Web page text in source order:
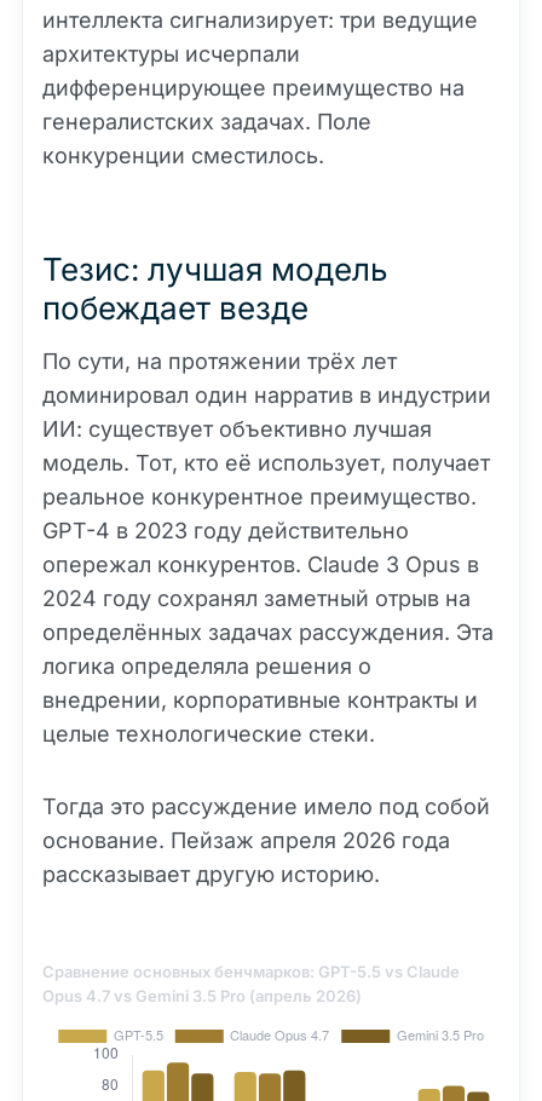
интеллекта сигнализирует: три ведущие
архитектуры исчерпали
дифференцирующее преимущество на
генералистских задачах. Поле
конкуренции сместилось.
Тезис: лучшая модель
побеждает везде
По сути, на протяжении трёх лет
доминировал один нарратив в индустрии
ИИ: существует объективно лучшая
модель. Тот, кто её использует, получает
реальное конкурентное преимущество.
GPT-4 в 2023 году действительно
опережал конкурентов. Claude 3 Opus в
2024 году сохранял заметный отрыв на
определённых задачах рассуждения. Эта
логика определяла решения о
внедрении, корпоративные контракты и
целые технологические стеки.
Тогда это рассуждение имело под собой
основание. Пейзаж апреля 2026 года
рассказывает другую историю.
Сравнение основных бенчмарков: GPT-5.5 vs Claude
Opus 4.7 vs Gemini 3.5 Pro (апрель 2026)